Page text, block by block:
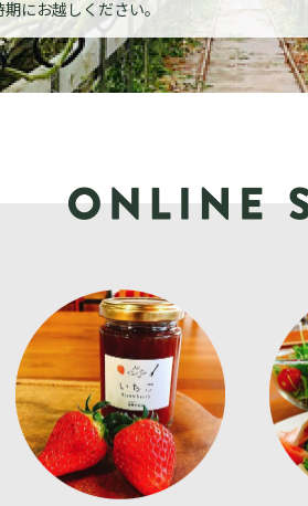
にお越しください。